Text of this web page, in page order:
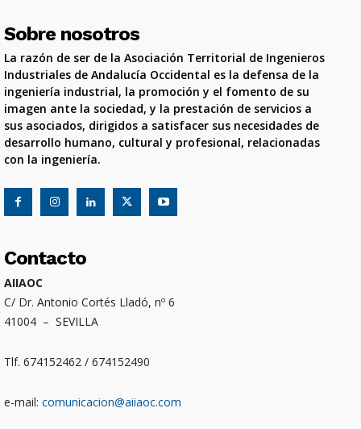
Sobre nosotros
La razón de ser de la Asociación Territorial de Ingenieros
Industriales de Andalucía Occidental es la defensa de la
ingeniería industrial, la promoción y el fomento de su
imagen ante la sociedad, y la prestación de servicios a
sus asociados, dirigidos a satisfacer sus necesidades de
desarrollo humano, cultural y profesional, relacionadas
con la ingeniería.
Contacto
AIIAOC
C/ Dr. Antonio Cortés Lladó, nº 6
41004 – SEVILLA
Tlf. 674152462 / 674152490
e-mail: comunicacion@aiiaoc.com